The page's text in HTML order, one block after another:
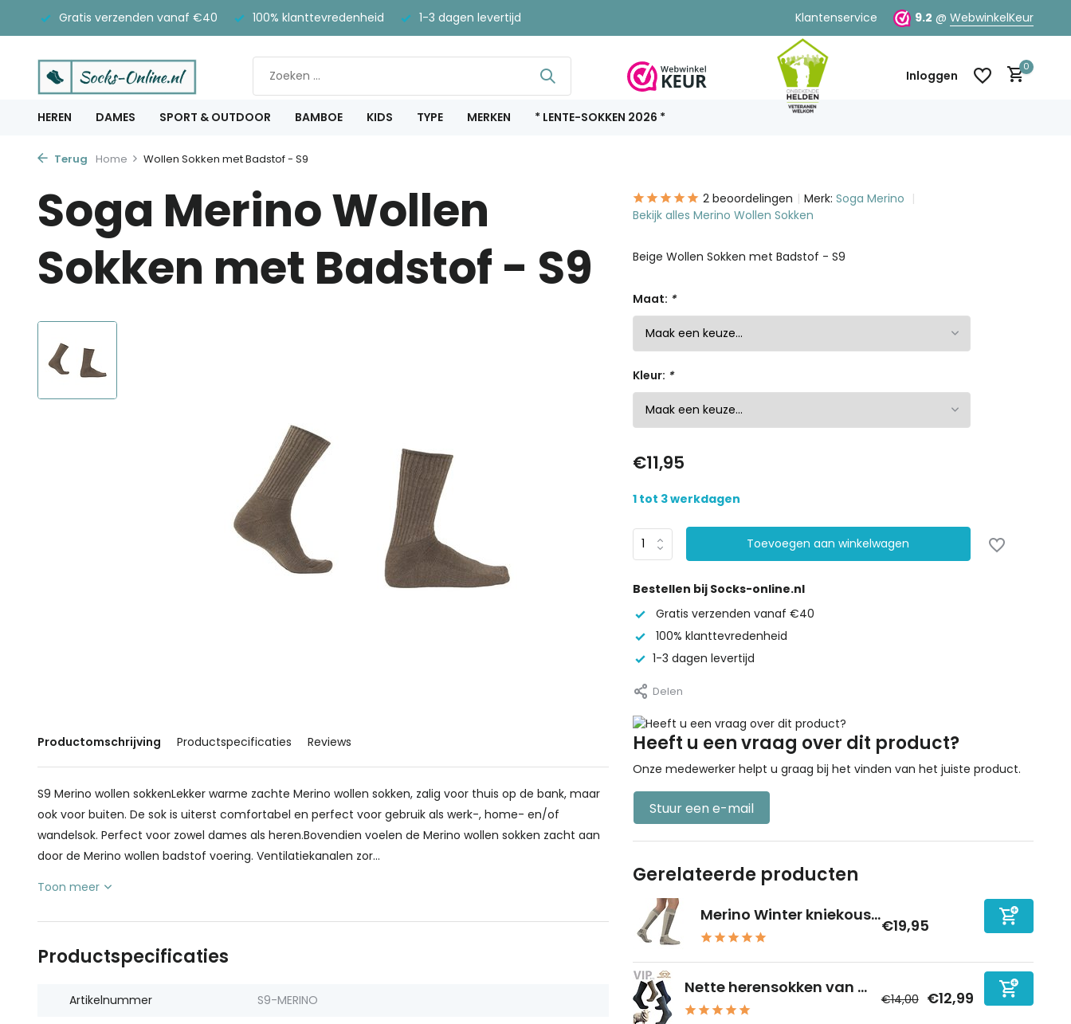
Gratis verzenden vanaf €40 100% klanttevredenheid 1-3 dagen levertijd Klantenservice 9.2 @ WebwinkelKeur
Inloggen
0
HEREN DAMES SPORT & OUTDOOR BAMBOE KIDS TYPE MERKEN * LENTE-SOKKEN 2026 *
Terug Home Wollen Sokken met Badstof - S9
Soga Merino Wollen
Sokken met Badstof - S9
Productomschrijving Productspecificaties Reviews
S9 Merino wollen sokkenLekker warme zachte Merino wollen sokken, zalig voor thuis op de bank, maar
ook voor buiten. De sok is uiterst comfortabel en perfect voor gebruik als werk-, home- en/of
wandelsok. Perfect voor zowel dames als heren.Bovendien voelen de Merino wollen sokken zacht aan
door de Merino wollen badstof voering. Ventilatiekanalen zor...
Toon meer
Productspecificaties
Artikelnummer S9-MERINO
2 beoordelingen Merk: Soga Merino
Bekijk alles Merino Wollen Sokken
Beige Wollen Sokken met Badstof - S9
Maat: *
Kleur: *
€11,95
1 tot 3 werkdagen
Toevoegen aan winkelwagen
Bestellen bij Socks-online.nl
Gratis verzenden vanaf €40
100% klanttevredenheid
1-3 dagen levertijd
Delen
Heeft u een vraag over dit product?
Onze medewerker helpt u graag bij het vinden van het juiste product.
Stuur een e-mail
Gerelateerde producten
Merino Winter kniekous...
€19,95
Nette herensokken van ...
€14,00 €12,99